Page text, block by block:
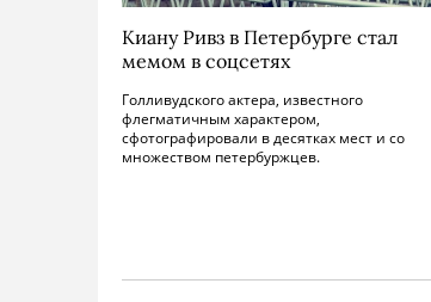
Киану Ривз в Петербурге стал
мемом в соцсетях
Голливудского актера, известного
флегматичным характером,
сфотографировали в десятках мест и со
множеством петербуржцев.